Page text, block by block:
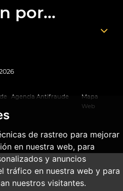
de rastreo para mejorar
en nuestra web, para
y anuncios
tráfico en nuestra web y para
nuestros visitantes.
por...
Agencia Antifraude
Mapa
Web